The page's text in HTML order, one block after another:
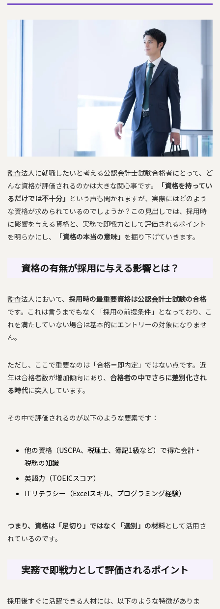
監査法人に就職したいと考える公認会計士試験合格者にとって、ど
んな資格が評価されるのかは大きな関心事です。
「資格を持ってい
るだけでは不十分」 という声も聞かれますが、実際にはどのよう
な資格が求められているのでしょうか？この見出しでは、採用時
に影響を与える資格と、実務で即戦力として評価されるポイント
を明らかにし、
「資格の本当の意味」 を掘り下げていきます。
資格の有無が採用に与える影響とは？
監査法人において、 採用時の最重要資格は公認会計士試験の合格
です。これは言うまでもなく「採用の前提条件」となっており、こ
れを満たしていない場合は基本的にエントリーの対象になりませ
ん。
ただし、ここで重要なのは「合格＝即内定」ではない点です。近
年は合格者数が増加傾向にあり、 合格者の中でさらに差別化され
る時代に突入しています。
その中で評価されるのが以下のような要素です：
他の資格（USCPA、税理士、簿記1級など）で得た会計・
税務の知識
英語力（TOEICスコア）
ITリテラシー（Excelスキル、プログラミング経験）
つまり、資格は「足切り」ではなく「選別」の材料として活用さ
れているのです。
実務で即戦力として評価されるポイント
採用後すぐに活躍できる人材には、以下のような特徴がありま